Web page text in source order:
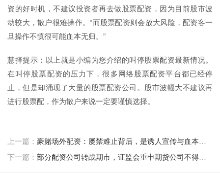
资的好时机，不建议投资者再去做股票配资，因为目前股市波
动较大，散户很难操作。“而股票配资则会放大风险，配资客一
旦操作不慎很可能血本无归。”
慧择提示：以上就是小编为您介绍的叫停股票配资最新情况。
在叫停股票配资的压力下，很多网络股票配资平台都已经停
止，但是却涌现了大量的股票配资公司。股市波幅大不建议再
进行股票配，作为散户来说一定要谨慎选择。
上一篇： 豪赌场外配资：屡禁难止背后，是诱人宣传与血本无归的悲剧
下一篇： 部分配资公司转战期市，证监会重申期货公司不得配资